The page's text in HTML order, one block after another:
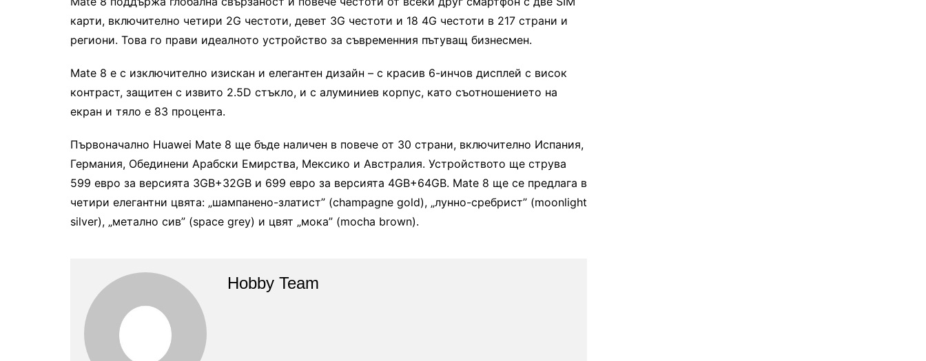
карти, включително четири 2G честоти, девет 3G честоти и 18 4G честоти в 217 страни и
региони. Това го прави идеалното устройство за съвременния пътуващ бизнесмен.
Mate 8 е с изключително изискан и елегантен дизайн – с красив 6-инчов дисплей с висок
контраст, защитен с извито 2.5D стъкло, и с алуминиев корпус, като съотношението на
екран и тяло е 83 процента.
Първоначално Huawei Mate 8 ще бъде наличен в повече от 30 страни, включително Испания,
Германия, Обединени Арабски Емирства, Мексико и Австралия. Устройството ще струва
599 евро за версията 3GB+32GB и 699 евро за версията 4GB+64GB. Mate 8 ще се предлага в
четири елегантни цвята: „шампанено-златист” (champagne gold), „лунно-сребрист” (moonlight
silver), „метално сив” (space grey) и цвят „мока” (mocha brown).
Hobby Team